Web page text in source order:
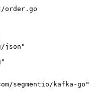
json"
segmentio/kafka-go"